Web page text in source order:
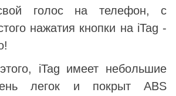
голос на телефон, с
нажатия кнопки на iTag -
iTag имеет небольшие
легок и покрыт ABS